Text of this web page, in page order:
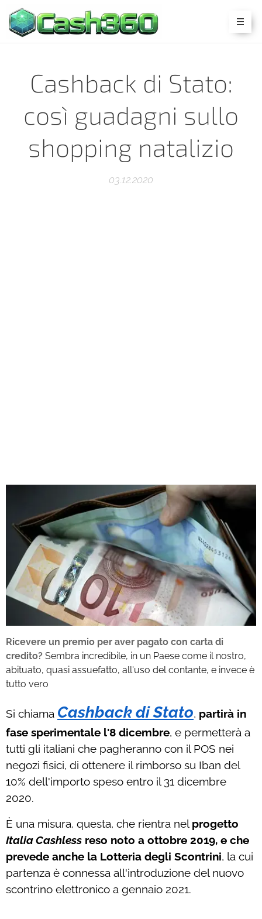
Cashback di Stato:
così guadagni sullo
shopping natalizio
03.12.2020
Ricevere un premio per aver pagato con carta di
credito? Sembra incredibile, in un Paese come il nostro,
abituato, quasi assuefatto, all'uso del contante, e invece è
tutto vero
Si chiama Cashback di Stato, partirà in
fase sperimentale l'8 dicembre, e permetterà a
tutti gli italiani che pagheranno con il POS nei
negozi fisici, di ottenere il rimborso su Iban del
10% dell'importo speso entro il 31 dicembre
2020.
È una misura, questa, che rientra nel progetto
Italia Cashless reso noto a ottobre 2019, e che
prevede anche la Lotteria degli Scontrini, la cui
partenza è connessa all'introduzione del nuovo
scontrino elettronico a gennaio 2021.